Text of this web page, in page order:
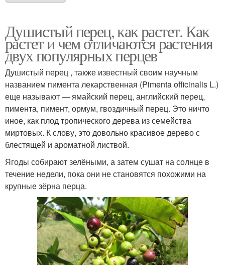
Душистый перец, как растет. Как
растет и чем отличаются растения
двух популярных перцев
Душистый перец , также известный своим научным
названием пимента лекарственная (Pimenta officinalis L.)
еще называют — ямайский перец, английский перец,
пимента, пимент, ормум, гвоздичный перец. Это ничто
иное, как плод тропического дерева из семейства
миртовых. К слову, это довольно красивое дерево с
блестящей и ароматной листвой.
Ягоды собирают зелёными, а затем сушат на солнце в
течение недели, пока они не становятся похожими на
крупные зёрна перца.